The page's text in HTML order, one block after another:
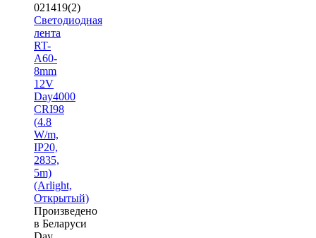
021419(2)
Светодиодная
лента
RT-
A60-
8mm
12V
Day4000
CRI98
(4.8
W/m,
IP20,
2835,
5m)
(Arlight,
Открытый)
Произведено
в Беларуси